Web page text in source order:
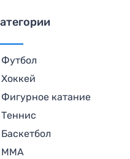
Футбол
Хоккей
Фигурное катание
Теннис
Баскетбол
MMA